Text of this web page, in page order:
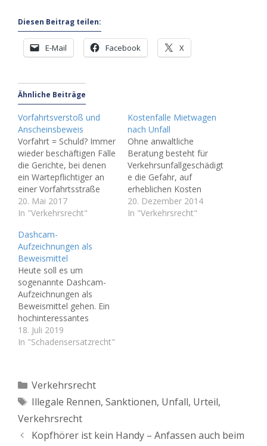
Diesen Beitrag teilen:
E-Mail Facebook X
Ähnliche Beiträge
Vorfahrtsverstoß und
Anscheinsbeweis
Vorfahrt = Schuld? Immer
wieder beschäftigen Fälle
die Gerichte, bei denen
ein Wartepflichtiger an
einer Vorfahrtsstraße
unter Missachtung dieser
Vorfahrt in einen Unfall
sodann aber die
Behauptung aufstellt,
dass andere
Verkehrsteilnehmer den
Unfall verursacht und
somit zu vertreten hat.
Der Beispielsfall Sowie in
vorliegendem Fall. Der
Anspruchsteller wollte…
20. Mai 2017
In "Verkehrsrecht"
Kostenfalle Mietwagen
nach Unfall
Ohne anwaltliche
Beratung besteht für
Verkehrsunfallgeschädigt
e die Gefahr, auf
erheblichen Kosten
sitzen zu bleiben. Dies
kann insbesondere bei
20. Dezember 2014
In "Verkehrsrecht"
Dashcam-
Aufzeichnungen als
Beweismittel
Heute soll es um
sogenannte Dashcam-
Aufzeichnungen als
Beweismittel gehen. Ein
hochinteressantes
Thema, das
Auswirkungen auf viele
Verwertung von
Dashcam-
Aufzeichnungen zu
Beweiszwecken ist
grundsätzlich zulässig.
18. Juli 2019
In "Schadensersatzrecht"
Kategorien
Verkehrsrecht
Schlagwörter
Illegale Rennen, Sanktionen, Unfall, Urteil,
Verkehrsrecht
Kopfhörer ist kein Handy – Anfassen auch beim